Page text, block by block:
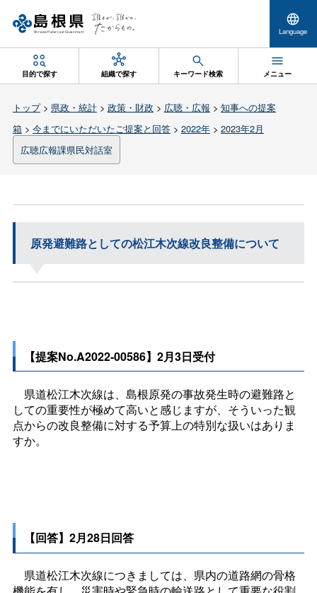
Language
目的で探す 組織で探す キーワード検索 メニュー
トップ> 県政・統計> 政策・財政 > 広聴・広報 > 知事への提案
箱> 今までにいただいたご提案と回答> 2022年> 2023年2月
広聴広報課県民対話室
原発避難路としての松江木次線改良整備について
【提案No.A2022-00586】2月3日受付
県道松江木次線は、島根原発の事故発生時の避難路と
しての重要性が極めて高いと感じますが、そういった観
点からの改良整備に対する予算上の特別な扱いはありま
すか。
【回答】2月28日回答
県道松江木次線につきましては、県内の道路網の骨格